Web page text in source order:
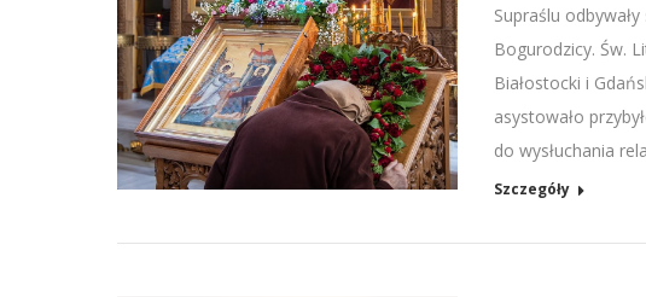
Supraślu
Bogurodzicy. Św.
Białostocki i
asystowało
do wysłuchania
Szczegóły